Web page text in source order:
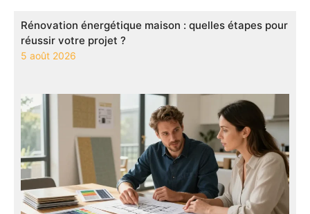
Rénovation énergétique maison : quelles étapes pour
réussir votre projet ?
5 août 2026